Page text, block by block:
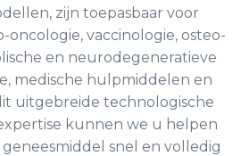
zijn toepasbaar voor
oncologie, vaccinologie, osteo-
en neurodegeneratieve
medische hulpmiddelen en
uitgebreide technologische
kunnen we u helpen
snel en volledig